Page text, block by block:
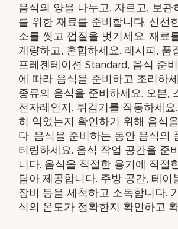
음식의 양을 나누고, 자르고, 보관
를 위한 재료를 준비합니다. 신선
소를 씻고 껍질을 벗기세요. 재료
계량하고, 혼합하세요. 레시피, 품
프레젠테이션 Standard, 음식 준
에 따라 음식을 준비하고 조리하
종류의 음식을 준비하세요. 오븐,
전자레인지, 튀김기를 작동하세
히 익었는지 확인하기 위해 음식
다. 음식을 준비하는 동안 음식의
터링하세요. 음식 작업 공간을 준
니다. 음식을 적절한 용기에 적절
담아 제공합니다. 주방 공간, 테이
장비 등을 세척하고 소독합니다.
식의 온도가 정확한지 확인하고